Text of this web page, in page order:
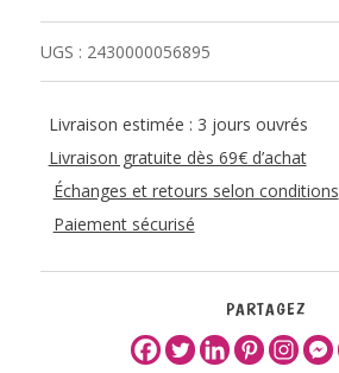
UGS : 2430000056895
Livraison estimée : 3 jours ouvrés
Livraison gratuite dès 69€ d’achat
Échanges et retours selon conditions
Paiement sécurisé
PARTAGEZ